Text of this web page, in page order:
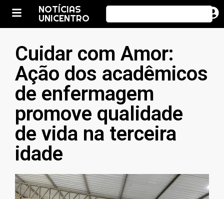
NOTÍCIAS
UNICENTRO
Cuidar com Amor:
Ação dos acadêmicos
de enfermagem
promove qualidade
de vida na terceira
idade